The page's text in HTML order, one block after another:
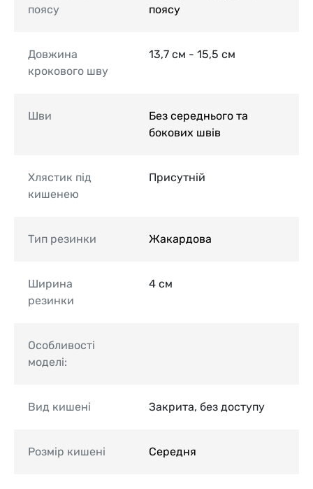
поясу
поясу
Довжина
крокового шву
13,7 см - 15,5 см
Шви
Без середнього та
бокових швів
Хлястик під
кишенею
Присутній
Тип резинки Жакардова
Ширина
резинки
4 см
Особливості
моделі:
Вид кишені Закрита, без доступу
Розмір кишені Середня